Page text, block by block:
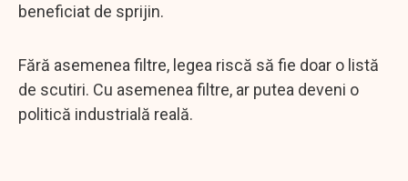
beneficiat de sprijin.
Fără asemenea filtre, legea riscă să fie doar o listă
de scutiri. Cu asemenea filtre, ar putea deveni o
politică industrială reală.